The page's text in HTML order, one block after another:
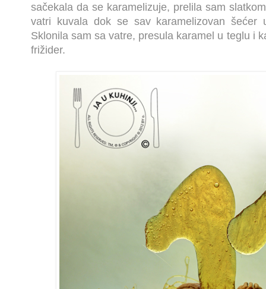
sačekala da se karamelizuje, prelila sam
vatri kuvala dok se sav karamelizovan šećer
Sklonila sam sa vatre, presula karamel u teglu i
frižider.